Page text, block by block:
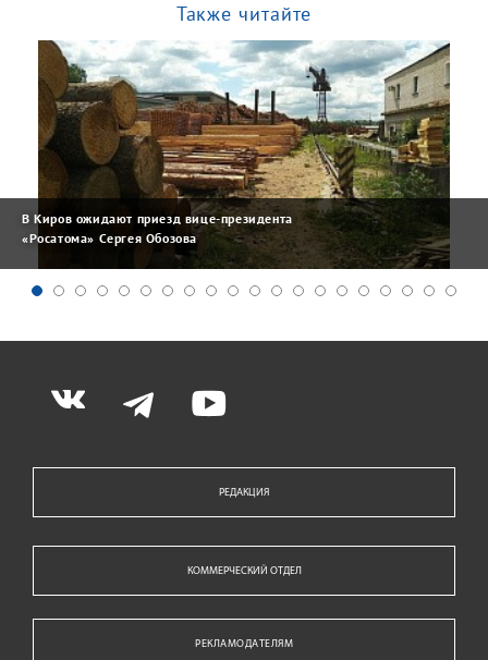
Также читайте
В Киров ожидают приезд вице-президента
«Росатома» Сергея Обозова
РЕДАКЦИЯ
КОММЕРЧЕСКИЙ ОТДЕЛ
РЕКЛАМОДАТЕЛЯМ